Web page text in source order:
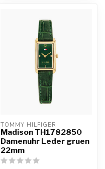
TOMMY HILFIGER
Madison TH1782850
Damenuhr Leder gruen
22mm